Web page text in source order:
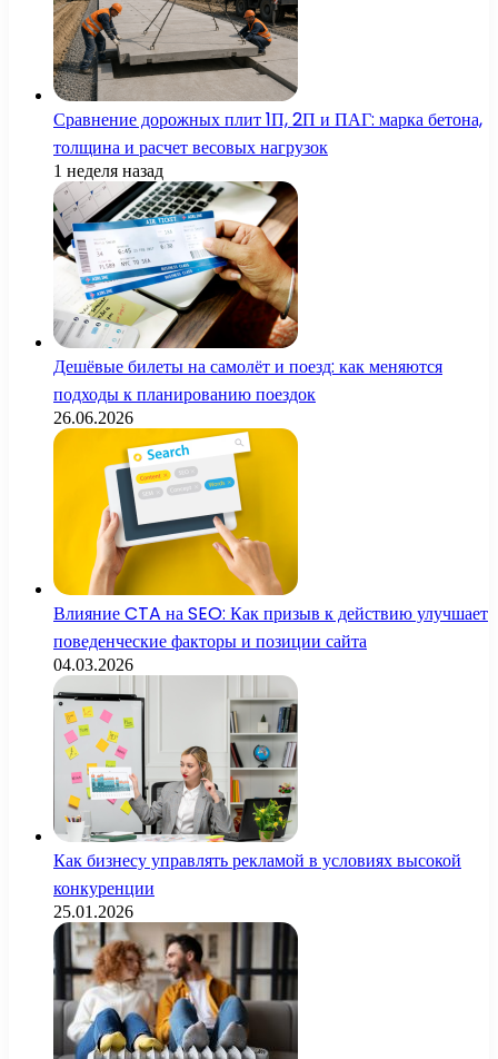
Сравнение дорожных плит 1П, 2П и ПАГ: марка бетона,
толщина и расчет весовых нагрузок
1 неделя назад
Дешёвые билеты на самолёт и поезд: как меняются
подходы к планированию поездок
26.06.2026
Влияние CTA на SEO: Как призыв к действию улучшает
поведенческие факторы и позиции сайта
04.03.2026
Как бизнесу управлять рекламой в условиях высокой
конкуренции
25.01.2026